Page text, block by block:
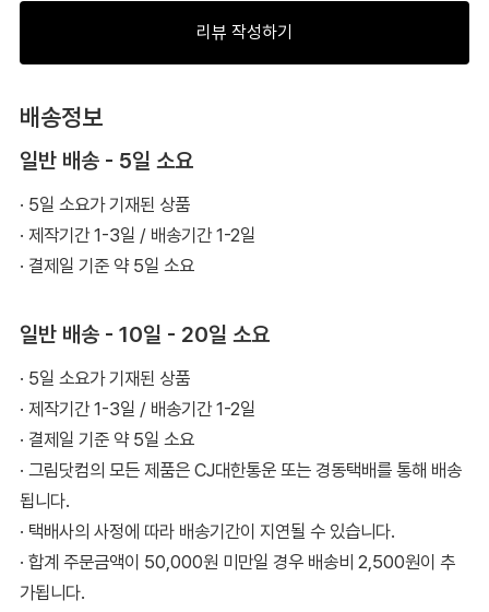
리뷰 작성하기
배송정보
일반 배송 - 5일 소요
· 5일 소요가 기재된 상품
· 제작기간 1-3일 / 배송기간 1-2일
· 결제일 기준 약 5일 소요
일반 배송 - 10일 - 20일 소요
· 5일 소요가 기재된 상품
· 제작기간 1-3일 / 배송기간 1-2일
· 결제일 기준 약 5일 소요
· 그림닷컴의 모든 제품은 CJ대한통운 또는 경동택배를 통해 배송
됩니다.
· 택배사의 사정에 따라 배송기간이 지연될 수 있습니다.
· 합계 주문금액이 50,000원 미만일 경우 배송비 2,500원이 추
가됩니다.